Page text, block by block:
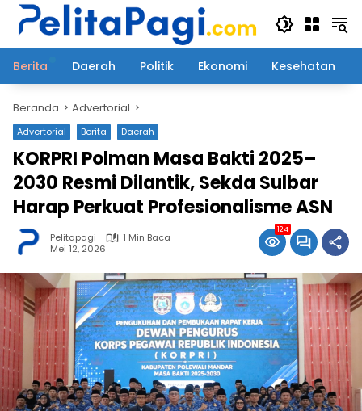
Langsung
Berita
Daerah Politik Ekonomi Kesehatan
Beranda Advertorial
Advertorial Berita Daerah
KORPRI Polman Masa Bakti 2025–
2030 Resmi Dilantik, Sekda Sulbar
Harap Perkuat Profesionalisme ASN
Pelitapagi
1 Min Baca
Mei 12, 2026
124